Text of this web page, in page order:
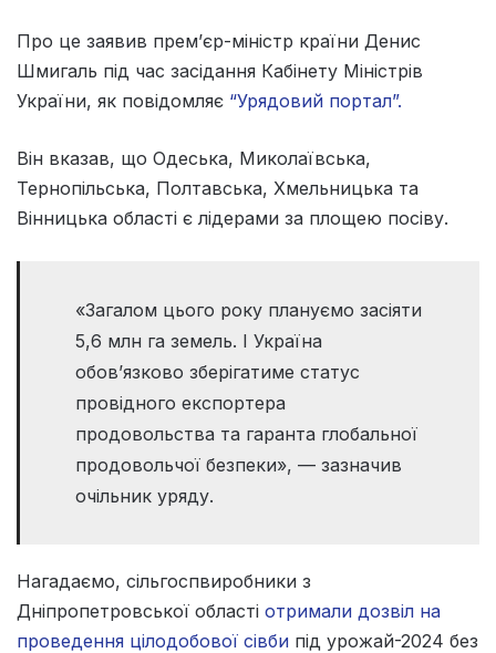
Про це заявив прем’єр-міністр країни Денис
Шмигаль під час засідання Кабінету Міністрів
України, як повідомляє “Урядовий портал”.
Він вказав, що Одеська, Миколаївська,
Тернопільська, Полтавська, Хмельницька та
Вінницька області є лідерами за площею посіву.
«Загалом цього року плануємо засіяти
5,6 млн га земель. І Україна
обов’язково зберігатиме статус
провідного експортера
продовольства та гаранта глобальної
продовольчої безпеки», — зазначив
очільник уряду.
Нагадаємо, сільгоспвиробники з
Дніпропетровської області отримали дозвіл на
проведення цілодобової сівби під урожай-2024 без